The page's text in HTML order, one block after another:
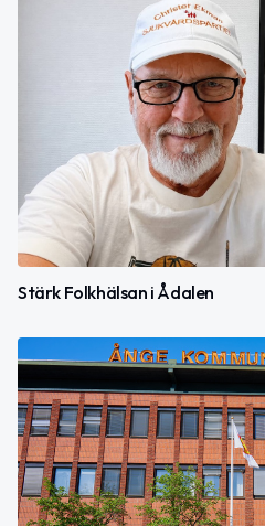
Stärk Folkhälsan i Ådalen